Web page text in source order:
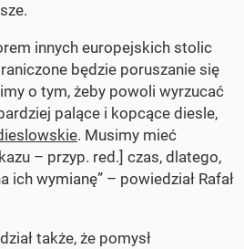
innych europejskich stolic
będzie poruszanie się
o tym, żeby powoli wyrzucać
palące i kopcące diesle,
. Musimy mieć
– przyp. red.] czas, dlatego,
ich wymianę” – powiedział Rafał
także, że pomysł